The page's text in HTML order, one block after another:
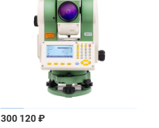
300 120 ₽